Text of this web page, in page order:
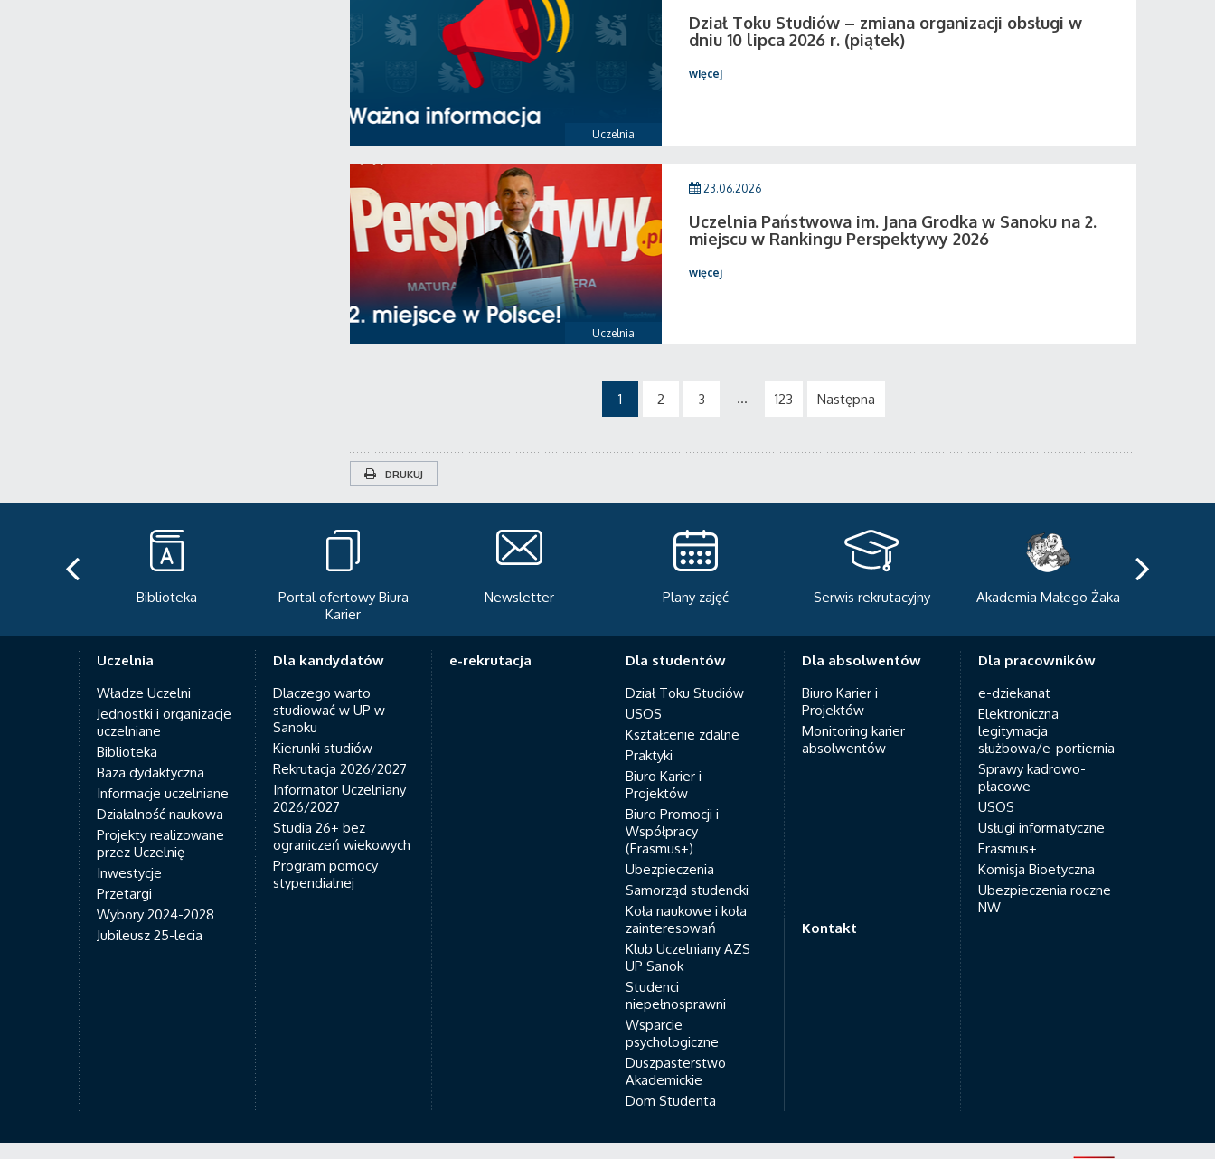
Uczelnia
Dział Toku Studiów – zmiana organizacji obsługi w
dniu 10 lipca 2026 r. (piątek)
więcej
Uczelnia
23.06.2026
Uczelnia Państwowa im. Jana Grodka w Sanoku na 2.
miejscu w Rankingu Perspektywy 2026
więcej
1 2 3 ... 123 Następna
DRUKUJ
Portal ofertowy Biura
Newsletter Plany zajęć Serwis rekrutacyjny Akademia Małego Żaka
Centrum Sportowo-
Uczelnia
Władze Uczelni
Jednostki i organizacje
uczelniane
Biblioteka
Baza dydaktyczna
Informacje uczelniane
Działalność naukowa
Projekty realizowane
przez Uczelnię
Inwestycje
Przetargi
Wybory 2024-2028
Jubileusz 25-lecia
Dla kandydatów
Dlaczego warto
studiować w UP w
Sanoku
Kierunki studiów
Rekrutacja 2026/2027
Informator Uczelniany
2026/2027
Studia 26+ bez
ograniczeń wiekowych
Program pomocy
stypendialnej
e-rekrutacja
Dla studentów
Dział Toku Studiów
USOS
Kształcenie zdalne
Praktyki
Biuro Karier i
Projektów
Biuro Promocji i
Współpracy
(Erasmus+)
Ubezpieczenia
Samorząd studencki
Koła naukowe i koła
zainteresowań
Klub Uczelniany AZS
UP Sanok
Studenci
niepełnosprawni
Wsparcie
psychologiczne
Duszpasterstwo
Akademickie
Dom Studenta
Dla absolwentów
Biuro Karier i
Projektów
Monitoring karier
absolwentów
Dla pracowników
e-dziekanat
Elektroniczna
legitymacja
służbowa/e-portiernia
Sprawy kadrowo-
płacowe
USOS
Usługi informatyczne
Erasmus+
Komisja Bioetyczna
Ubezpieczenia roczne
NW
Kontakt